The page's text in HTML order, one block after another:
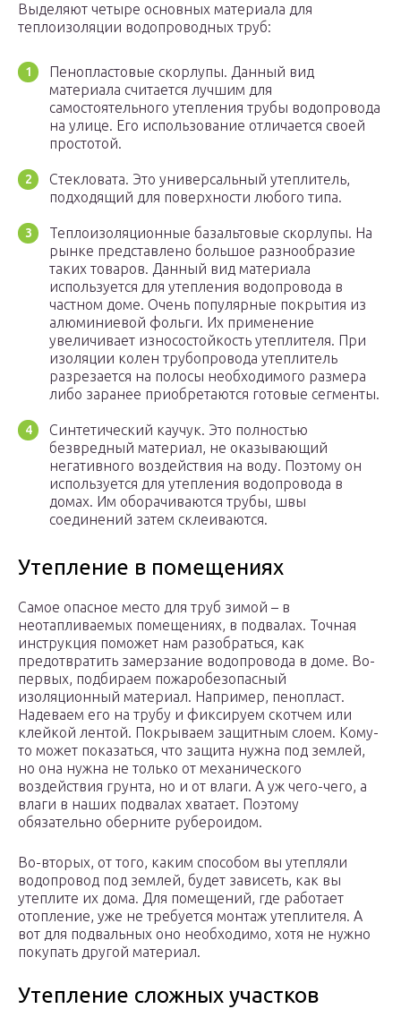
Выделяют четыре основных материала для
теплоизоляции водопроводных труб:
Пенопластовые скорлупы. Данный вид
материала считается лучшим для
самостоятельного утепления трубы водопровода
на улице. Его использование отличается своей
простотой.
Стекловата. Это универсальный утеплитель,
подходящий для поверхности любого типа.
Теплоизоляционные базальтовые скорлупы. На
рынке представлено большое разнообразие
таких товаров. Данный вид материала
используется для утепления водопровода в
частном доме. Очень популярные покрытия из
алюминиевой фольги. Их применение
увеличивает износостойкость утеплителя. При
изоляции колен трубопровода утеплитель
разрезается на полосы необходимого размера
либо заранее приобретаются готовые сегменты.
Синтетический каучук. Это полностью
безвредный материал, не оказывающий
негативного воздействия на воду. Поэтому он
используется для утепления водопровода в
домах. Им оборачиваются трубы, швы
соединений затем склеиваются.
Утепление в помещениях
Самое опасное место для труб зимой – в
неотапливаемых помещениях, в подвалах. Точная
инструкция поможет нам разобраться, как
предотвратить замерзание водопровода в доме. Во-
первых, подбираем пожаробезопасный
изоляционный материал. Например, пенопласт.
Надеваем его на трубу и фиксируем скотчем или
клейкой лентой. Покрываем защитным слоем. Кому-
то может показаться, что защита нужна под землей,
но она нужна не только от механического
воздействия грунта, но и от влаги. А уж чего-чего, а
влаги в наших подвалах хватает. Поэтому
обязательно оберните рубероидом.
Во-вторых, от того, каким способом вы утепляли
водопровод под землей, будет зависеть, как вы
утеплите их дома. Для помещений, где работает
отопление, уже не требуется монтаж утеплителя. А
вот для подвальных оно необходимо, хотя не нужно
покупать другой материал.
Утепление сложных участков